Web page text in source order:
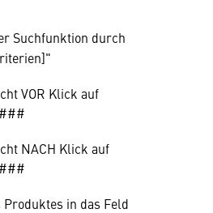
Suchfunktion durch
VOR Klick auf
NACH Klick auf
in das Feld